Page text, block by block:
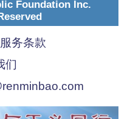
Foundation Inc.
务条款
们